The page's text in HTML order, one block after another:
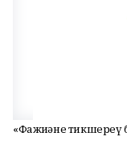
«Фажиғәне